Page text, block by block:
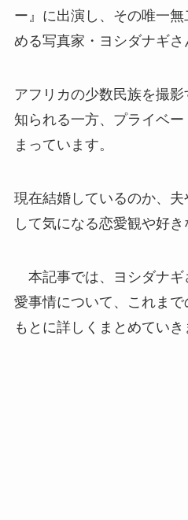
ー』に出演し、その唯一
める写真家・ヨシダナギさ
アフリカの少数民族を撮
知られる一方、プライベ
まっています。
現在結婚しているのか、
して気になる恋愛観や好き
本記事では、ヨシダナギ
愛事情について、これま
もとに詳しくまとめていき